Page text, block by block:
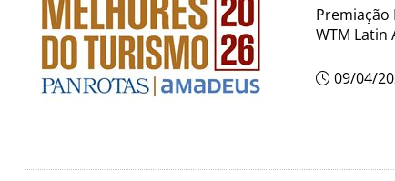
Premiação
WTM Latin
09/04/